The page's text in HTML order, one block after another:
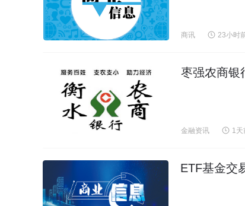
商讯 23小时
枣强农商银
金融资讯 1天
ETF基金交